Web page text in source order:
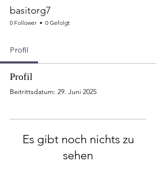
basitorg7
0 Follower 0 Gefolgt
Profil
Profil
Beitrittsdatum: 29. Juni 2025
Es gibt noch nichts zu
sehen